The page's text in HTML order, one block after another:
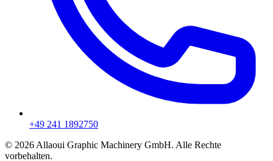
+49 241 1892750
© 2026 Allaoui Graphic Machinery GmbH. Alle Rechte
vorbehalten.